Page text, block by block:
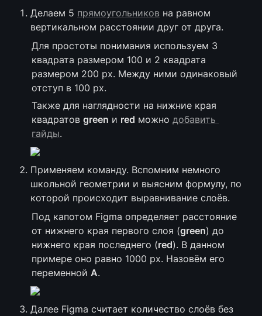
Делаем 5 прямоугольников на равном
вертикальном расстоянии друг от друга.
Для простоты понимания используем 3
квадрата размером 100 и 2 квадрата
размером 200 px. Между ними одинаковый
отступ в 100 px.
Также для наглядности на нижние края
квадратов green и red можно добавить
гайды.
Применяем команду. Вспомним немного
школьной геометрии и выясним формулу, по
которой происходит выравнивание слоёв.
Под капотом Figma определяет расстояние
от нижнего края первого слоя (green) до
нижнего края последнего (red). В данном
примере оно равно 1000 px. Назовём его
переменной A.
Далее Figma считает количество слоёв без